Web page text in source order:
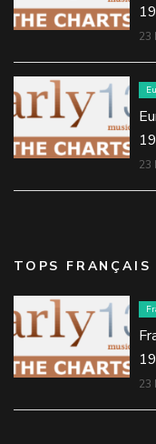
23
23
TOPS FRANÇAIS
23